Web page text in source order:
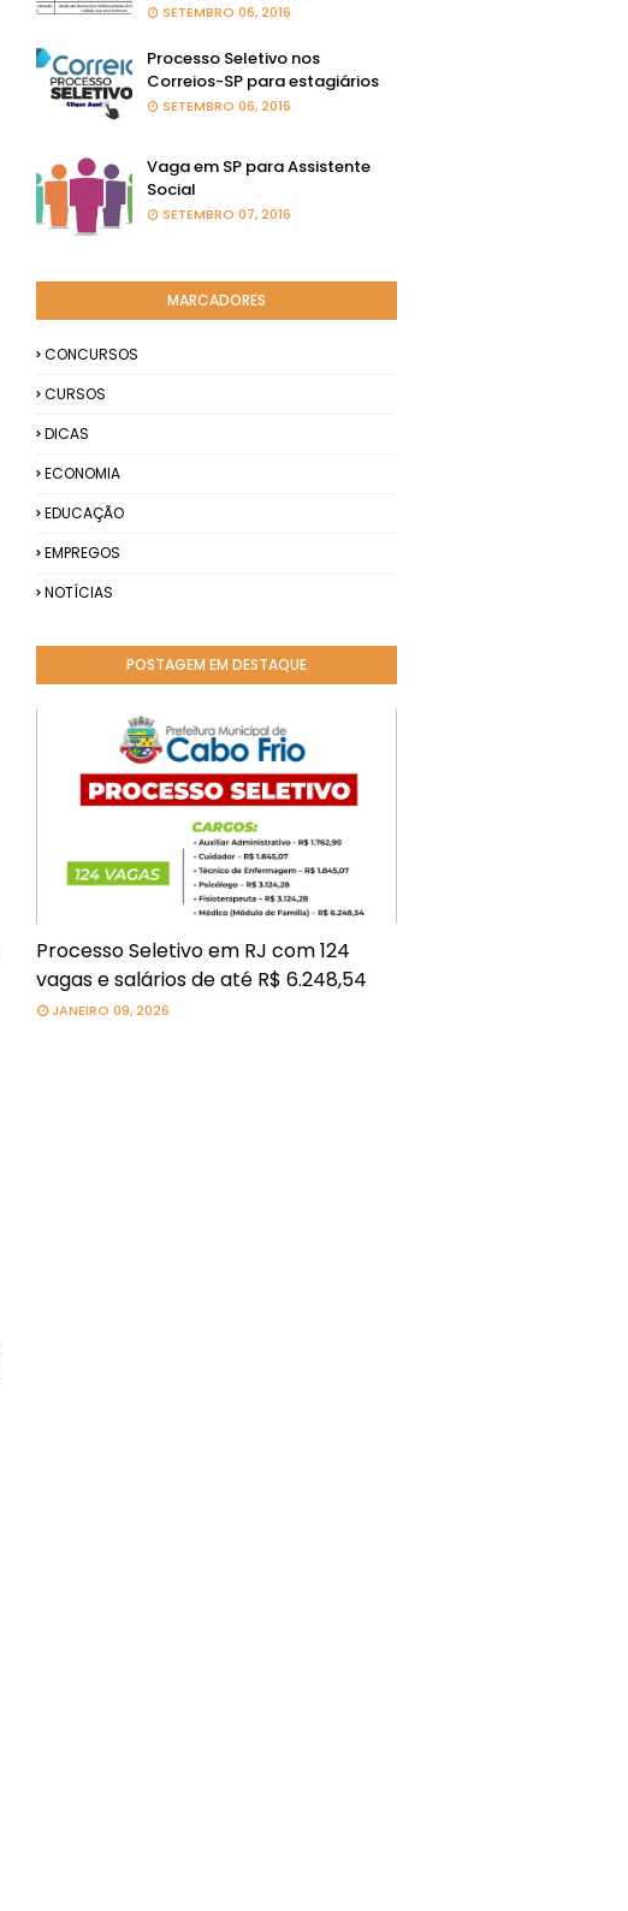
SETEMBRO 06, 2016
Processo Seletivo nos
Correios-SP para estagiários
SETEMBRO 06, 2016
Vaga em SP para Assistente
Social
SETEMBRO 07, 2016
MARCADORES
CONCURSOS
CURSOS
DICAS
ECONOMIA
EDUCAÇÃO
EMPREGOS
NOTÍCIAS
POSTAGEM EM DESTAQUE
Processo Seletivo em RJ com 124
vagas e salários de até R$ 6.248,54
JANEIRO 09, 2026